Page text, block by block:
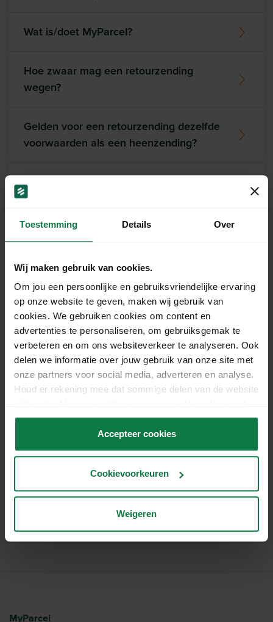
Toestemming Details Over
Wij maken gebruik van cookies.
Om jou een persoonlijke en gebruiksvriendelijke ervaring
op onze website te geven, maken wij gebruik van
cookies. We gebruiken cookies om content en
advertenties te personaliseren, om gebruiksgemak te
verbeteren en om ons websiteverkeer te analyseren. Ook
delen we informatie over jouw gebruik van onze site met
onze partners voor social media, adverteren en analyse.
Houd er rekening mee dat sommige delen van de website
accepteert.
Accepteer cookies
Cookievoorkeuren
Weigeren
Wat is/doet MyParcel?
Hoe zwaar mag een retourzending
wegen?
Gelden voor een retourzending dezelfde
voorwaarden als een heenzending?
Kan ik gebruik maken van MyParcel
zonder ondersteunde websoftware?
Ons support team staat
voor je klaar!
Chat
Mail
WhatsApp
Bel
MyParcel